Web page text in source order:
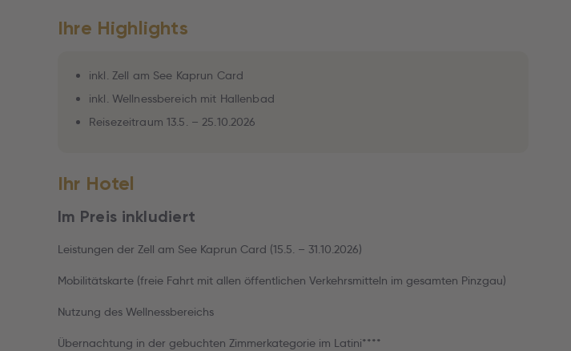
Ihre Highlights
inkl. Zell am See Kaprun Card
inkl. Wellnessbereich mit Hallenbad
Reisezeitraum 13.5. – 25.10.2026
Ihr Hotel
Im Preis inkludiert
Leistungen der Zell am See Kaprun Card (15.5. – 31.10.2026)
Mobilitätskarte (freie Fahrt mit allen öffentlichen Verkehrsmitteln im gesamten Pinzgau)
Nutzung des Wellnessbereichs
Übernachtung in der gebuchten Zimmerkategorie im Latini****